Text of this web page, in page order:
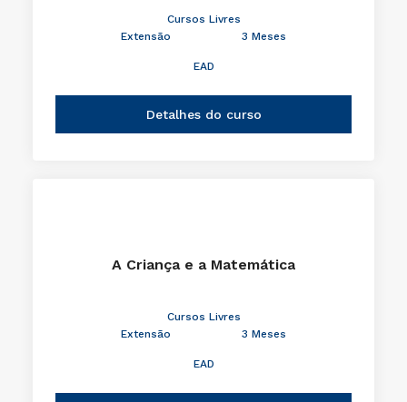
Cursos Livres
Extensão
3 Meses
EAD
Detalhes do curso
A Criança e a Matemática
Cursos Livres
Extensão
3 Meses
EAD